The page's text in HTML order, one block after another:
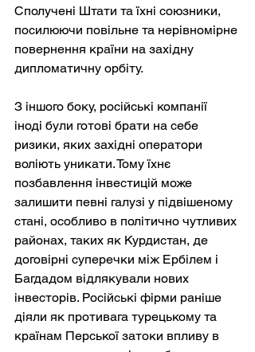
Сполучені Штати та їхні союзники,
посилюючи повільне та нерівномірне
повернення країни на західну
дипломатичну орбіту.
З іншого боку, російські компанії
іноді були готові брати на себе
ризики, яких західні оператори
воліють уникати. Тому їхнє
позбавлення інвестицій може
залишити певні галузі у підвішеному
стані, особливо в політично чутливих
районах, таких як Курдистан, де
договірні суперечки між Ербілем і
Багдадом відлякували нових
інвесторів. Російські фірми раніше
діяли як противага турецькому та
країнам Перської затоки впливу в